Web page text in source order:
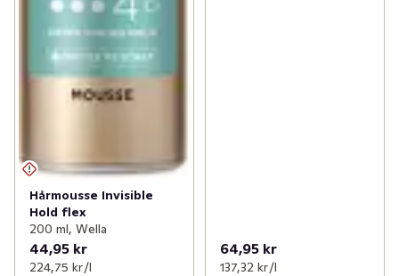
Hårmousse Invisible
Hold flex
200 ml, Wella
44,95 kr
224,75 kr /l
64,95 kr
137,32 kr /l